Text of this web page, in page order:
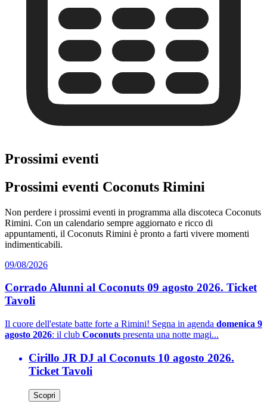
Prossimi eventi
Prossimi eventi Coconuts Rimini
Non perdere i prossimi eventi in programma alla discoteca Coconuts
Rimini. Con un calendario sempre aggiornato e ricco di
appuntamenti, il Coconuts Rimini è pronto a farti vivere momenti
indimenticabili.
09/08/2026
Corrado Alunni al Coconuts 09 agosto 2026. Ticket
Tavoli
Il cuore dell'estate batte forte a Rimini! Segna in agenda domenica 9
agosto 2026: il club Coconuts presenta una notte magi...
Cirillo JR DJ al Coconuts 10 agosto 2026.
Ticket Tavoli
Scopri